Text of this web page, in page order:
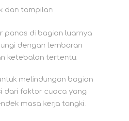
dan tampilan
panas di bagian luarnya
dengan lembaran
ketebalan tertentu.
melindungan bagian
dari faktor cuaca yang
masa kerja tangki.